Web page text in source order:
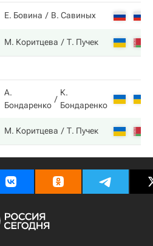
Е. Бовина В. Савиных
М. Коритцева Т. Пучек
А.
Бондаренко
К.
Бондаренко
М. Коритцева Т. Пучек